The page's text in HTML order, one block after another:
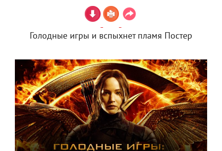
Голодные игры и вспыхнет пламя Постер